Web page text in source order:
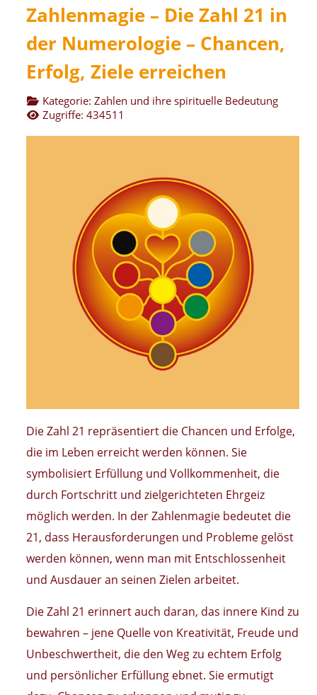
Zahlenmagie – Die Zahl 21 in
der Numerologie – Chancen,
Erfolg, Ziele erreichen
Kategorie: Zahlen und ihre spirituelle Bedeutung
Zugriffe: 434511
Die Zahl 21 repräsentiert die Chancen und Erfolge,
die im Leben erreicht werden können. Sie
symbolisiert Erfüllung und Vollkommenheit, die
durch Fortschritt und zielgerichteten Ehrgeiz
möglich werden. In der Zahlenmagie bedeutet die
21, dass Herausforderungen und Probleme gelöst
werden können, wenn man mit Entschlossenheit
und Ausdauer an seinen Zielen arbeitet.
Die Zahl 21 erinnert auch daran, das innere Kind zu
bewahren – jene Quelle von Kreativität, Freude und
Unbeschwertheit, die den Weg zu echtem Erfolg
und persönlicher Erfüllung ebnet. Sie ermutigt